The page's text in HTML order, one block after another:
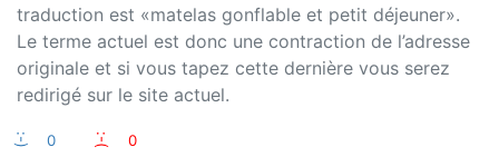
traduction est «matelas gonflable et petit déjeuner».
Le terme actuel est donc une contraction de l’adresse
originale et si vous tapez cette dernière vous serez
redirigé sur le site actuel.
:-) 0 :-(
0